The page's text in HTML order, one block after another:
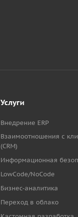
Услуги
Внедрение ERP
Взаимоотношения с
(CRM)
Информационная
LowCode/NoCode
Бизнес-аналитика
Переход в облако